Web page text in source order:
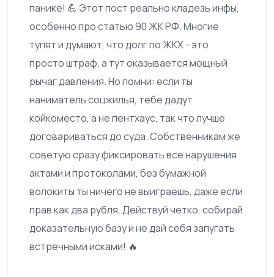
панике! 💪 Этот пост реально кладезь инфы,
особенно про статью 90 ЖК РФ. Многие
тупят и думают, что долг по ЖКХ - это
просто штраф, а тут оказывается мощный
рычаг давления. Но помни: если ты
наниматель соцжилья, тебе дадут
койкоместо, а не пентхаус, так что лучше
договариваться до суда. Собственникам же
советую сразу фиксировать все нарушения
актами и протоколами, без бумажной
волокиты ты ничего не выиграешь, даже если
прав как два рубля. Действуй четко, собирай
доказательную базу и не дай себя запугать
встречными исками! 🔥